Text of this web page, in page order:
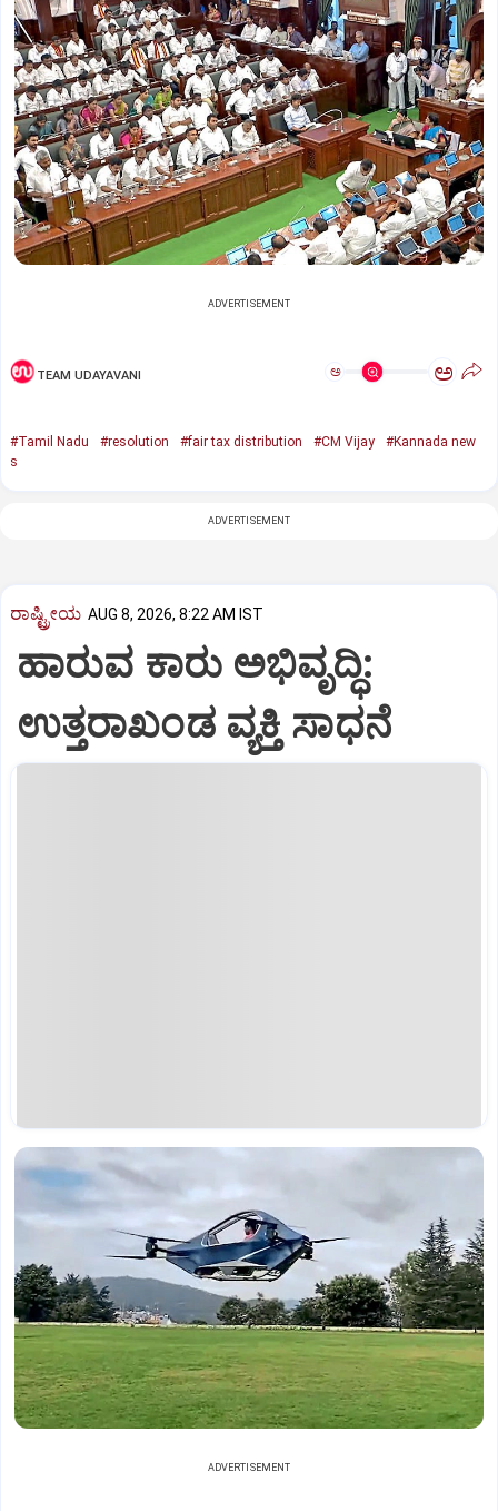
ADVERTISEMENT
TEAM UDAYAVANI ಅ ಅ
#Tamil Nadu #resolution #fair tax distribution #CM Vijay
#Kannada new
s
ADVERTISEMENT
ರಾಷ್ಟ್ರೀಯ AUG 8, 2026, 8:22 AM IST
ಹಾರುವ ಕಾರು ಅಭಿವೃದ್ಧಿ:
ಉತ್ತರಾಖಂಡ ವ್ಯಕ್ತಿ ಸಾಧನೆ
ADVERTISEMENT